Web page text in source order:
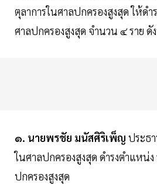
ตุลาการในศาลปกครองสูงสุด ให้ดํา
ศาลปกครองสูงสุด จํานวน ๔ ราย ดั
๑. นายพรชัย มนัสศิริเพ็ญ ประธ
ในศาลปกครองสูงสุด ดํารงตําแหน่
ปกครองสูงสุด